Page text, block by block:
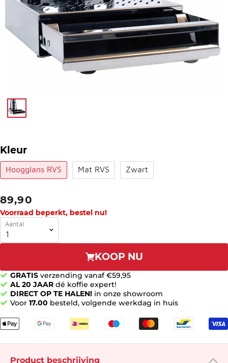
Kleur
Hoogglans RVS Mat RVS Zwart
89,90
Voorraad beperkt, bestel nu!
Aantal
KOOP NU
GRATIS verzending vanaf €59,95
AL 20 JAAR dé koffie expert!
DIRECT OP TE HALEN! in onze showroom
Voor 17.00 besteld, volgende werkdag in huis
Product beschrijving